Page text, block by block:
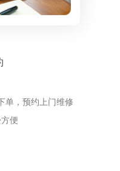
单，预约上门维修
便